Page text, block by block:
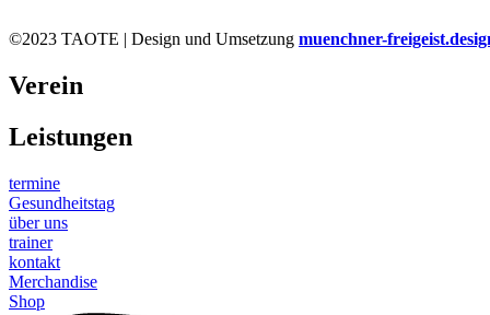
©2023 TAOTE | Design und Umsetzung muenchner-
Verein
Leistungen
termine
Gesundheitstag
über uns
trainer
kontakt
Merchandise
Shop